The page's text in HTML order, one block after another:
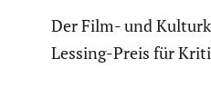
Der Film- und
Lessing-Preis für